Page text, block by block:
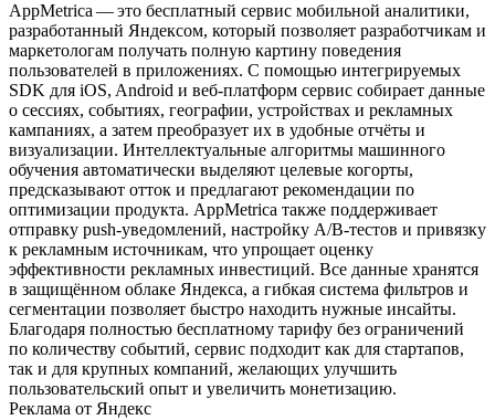
AppMetrica — это бесплатный сервис мобильной аналитики,
разработанный Яндексом, который позволяет разработчикам и
маркетологам получать полную картину поведения
пользователей в приложениях. С помощью интегрируемых
SDK для iOS, Android и веб‑платформ сервис собирает данные
о сессиях, событиях, географии, устройствах и рекламных
кампаниях, а затем преобразует их в удобные отчёты и
визуализации. Интеллектуальные алгоритмы машинного
обучения автоматически выделяют целевые когорты,
предсказывают отток и предлагают рекомендации по
оптимизации продукта. AppMetrica также поддерживает
отправку push‑уведомлений, настройку A/B‑тестов и привязку
к рекламным источникам, что упрощает оценку
эффективности рекламных инвестиций. Все данные хранятся
в защищённом облаке Яндекса, а гибкая система фильтров и
сегментации позволяет быстро находить нужные инсайты.
Благодаря полностью бесплатному тарифу без ограничений
по количеству событий, сервис подходит как для стартапов,
так и для крупных компаний, желающих улучшить
пользовательский опыт и увеличить монетизацию.
Реклама от Яндекс